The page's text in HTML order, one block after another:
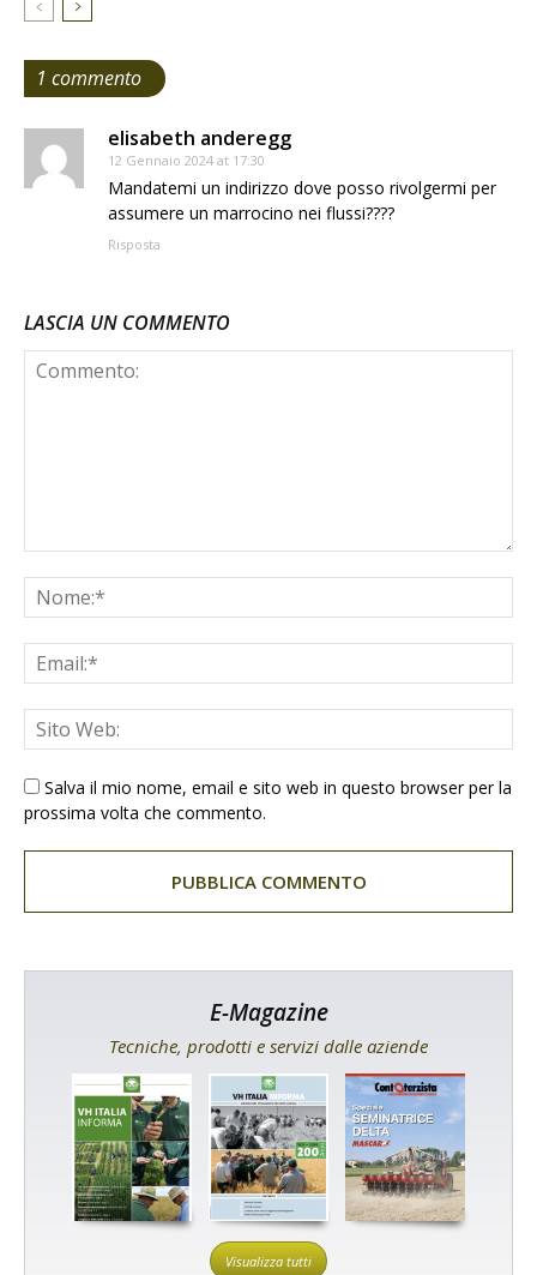
1 commento
elisabeth anderegg
12 Gennaio 2024 at 17:30
Mandatemi un indirizzo dove posso rivolgermi per
assumere un marrocino nei flussi????
Risposta
LASCIA UN COMMENTO
Salva il mio nome, email e sito web in questo browser per la
prossima volta che commento.
E-Magazine
Tecniche, prodotti e servizi dalle aziende
Visualizza tutti